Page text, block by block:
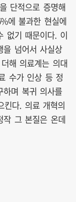
단적으로 증명해
에 불과한 현실에
없기 때문이다. 이
을 넘어서 사실상
해 의료계는 의대
수가 인상 등 정
하며 복귀 의사를
다. 의료 개혁의
작 그 본질은 온데